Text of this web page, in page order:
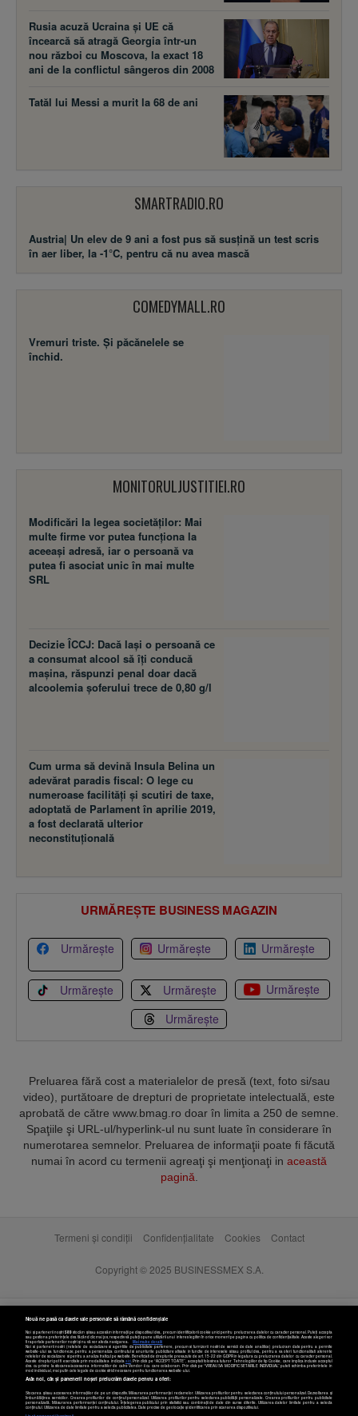
Rusia acuză Ucraina şi UE că
încearcă să atragă Georgia într-un
nou război cu Moscova, la exact 18
ani de la conflictul sângeros din 2008
Tatăl lui Messi a murit la 68 de ani
SMARTRADIO.RO
Austria| Un elev de 9 ani a fost pus să susţină un test scris
în aer liber, la -1°C, pentru că nu avea mască
COMEDYMALL.RO
Vremuri triste. Şi păcănelele se
închid.
MONITORULJUSTITIEI.RO
Modificări la legea societăţilor: Mai
multe firme vor putea funcţiona la
aceeaşi adresă, iar o persoană va
putea fi asociat unic în mai multe
SRL
Decizie ÎCCJ: Dacă laşi o persoană ce
a consumat alcool să îţi conducă
maşina, răspunzi penal doar dacă
alcoolemia şoferului trece de 0,80 g/l
Cum urma să devină Insula Belina un
adevărat paradis fiscal: O lege cu
numeroase facilităţi şi scutiri de taxe,
adoptată de Parlament în aprilie 2019,
a fost declarată ulterior
neconstituţională
URMĂREȘTE BUSINESS MAGAZIN
Urmărește Urmărește Urmărește
Urmărește Urmărește
Urmărește
Urmărește
Preluarea fără cost a materialelor de presă (text, foto si/sau
video), purtătoare de drepturi de proprietate intelectuală, este
aprobată de către www.bmag.ro doar în limita a 250 de semne.
Spaţiile şi URL-ul/hyperlink-ul nu sunt luate în considerare în
numerotarea semnelor. Preluarea de informaţii poate fi făcută
numai în acord cu termenii agreaţi şi menţionaţi in această
pagină
Termeni și condiții Confidențialitate Cookies Contact
Copyright © 2025 BUSINESSMEX S.A.
Setări cookies
Nouă ne pasă ca datele tale personale să rămână confidențiale
Noi și partenerii noștri589stocăm și/sau accesăm informații pe dispozitivul dvs., precum identificatorii cookie unici pentru prelucrarea datelor cu caracter personal. Puteți accepta
sau gestiona preferințele dvs. făcând clic mai jos, respectiv vă puteți opune utilizării unui interes legitim în orice moment pe pagina cu politica de confidențialitate. Aceste alegeri vor
fi raportate partenerilor noștri și nu vă vor afecta navigarea.
Mai multe detalii
Noi si partenerii nostri (retelele de socializare si agentiile de publicitate partenere, precum si furnizorii nostri de servicii de date analitice) prelucram date pentru a permite
website-ului sa functioneze, pentru a personaliza continutul si anunturile publicitare afisate in functie de interesele si/sau profilul dvs., pentru a va oferi functionalitati aferente
retelelor de socializare si pentru a analiza traficul pe website. Beneficiati de drepturile prevazute de art. 15-22 din GDPR in legatura cu prelucrarea datelor cu caracter personal.
Aceste drepturi pot fi exercitate prin modalitatea indicataaici. Prin click pe “ACCEPT TOATE”, acceptati folosirea tuturor Tehnologiilor de tip Cookie, care implica inclusiv acceptul
dvs. cu privire la stocarea/accesarea informatiilor de catre Vendor-ii cu care colaboram. Prin click pe “VREAU SA MODIFIC SETARILE INDIVIDUAL” puteti schimba preferintele in
mod individual, mai putin cele legate de cookie strict necesare pentru functionarea website-ului.
Atât noi, cât și partenerii noștri prelucrăm datele pentru a oferi:
Stocarea și/sau accesarea informațiilor de pe un dispozitiv. Măsurarea performanței reclamelor. Utilizarea profilurilor pentru selectarea conținutului personalizat. Dezvoltarea și
îmbunătățirea serviciilor. Crearea profilurilor de conținut personalizat. Utilizarea profilurilor pentru selectarea publicității personalizate. Crearea profilurilor pentru publicitate
personalizată. Măsurarea performanței conținutului. Înțelegerea publicului prin statistici sau combinații de date din surse diferite. Utilizarea datelor limitate pentru a selecta
conținutul. Utilizarea de date limitate pentru a selecta publicitatea. Date precise de geolocație și identificarea prin scanarea dispozitivului.